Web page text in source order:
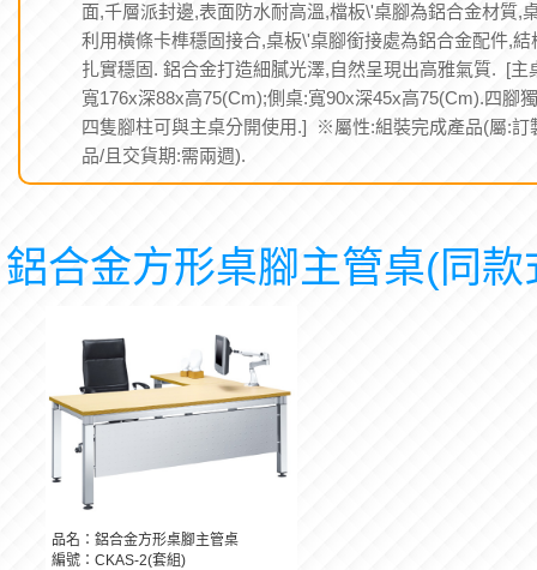
面,千層派封邊,表面防水耐高溫,檔板\'桌腳為鋁合金材質,
利用橫條卡榫穩固接合,桌板\'桌腳銜接處為鋁合金配件,結
扎實穩固. 鋁合金打造細膩光澤,自然呈現出高雅氣質. [主
寬176x深88x高75(Cm);側桌:寬90x深45x高75(Cm).四腳
四隻腳柱可與主桌分開使用.] ※屬性:組裝完成產品(屬:訂
品/且交貨期:需兩週).
鋁合金方形桌腳主管桌(同款
品名：鋁合金方形桌腳主管桌
編號：CKAS-2(套組)